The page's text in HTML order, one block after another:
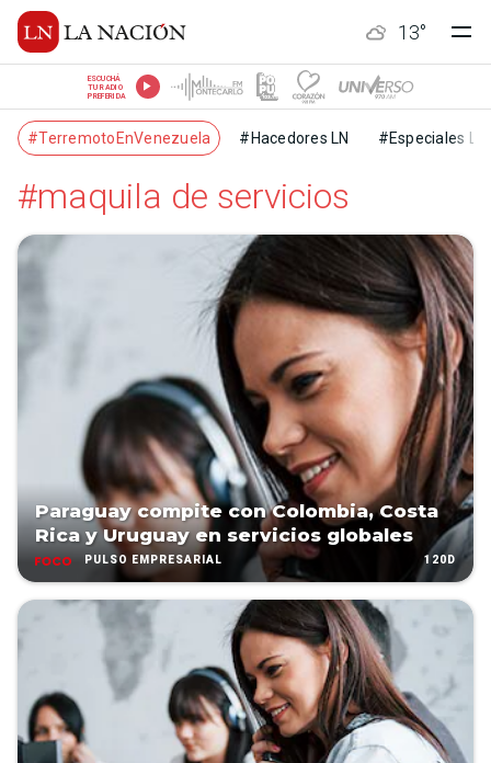
13°
ESCUCHÁ
TU RADIO
PREFERIDA
#TerremotoEnVenezuela #Hacedores LN #Especiales LN
#maquila de servicios
Paraguay compite con Colombia, Costa
Rica y Uruguay en servicios globales
PULSO EMPRESARIAL 120D